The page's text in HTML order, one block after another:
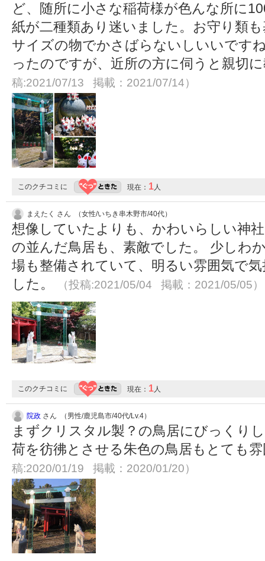
ど、随所に小さな稲荷様が色んな所に
紙が二種類あり迷いました。お守り類
サイズの物でかさばらないしいいです
ったのですが、近所の方に伺うと親切
稿:2021/07/13 掲載：2021/07/14）
このクチコミに 現在： 1人
まえたく さん （女性/いちき串木野市/40代）
想像していたよりも、かわいらしい神
の並んだ鳥居も、素敵でした。 少しわ
場も整備されていて、明るい雰囲気で
した。
（投稿:2021/05/04 掲載：2021/05/05）
このクチコミに 現在： 1人
院政 さん （男性/鹿児島市/40代/Lv.4）
まずクリスタル製？の鳥居にびっくり
荷を彷彿とさせる朱色の鳥居もとても
稿:2020/01/19 掲載：2020/01/20）